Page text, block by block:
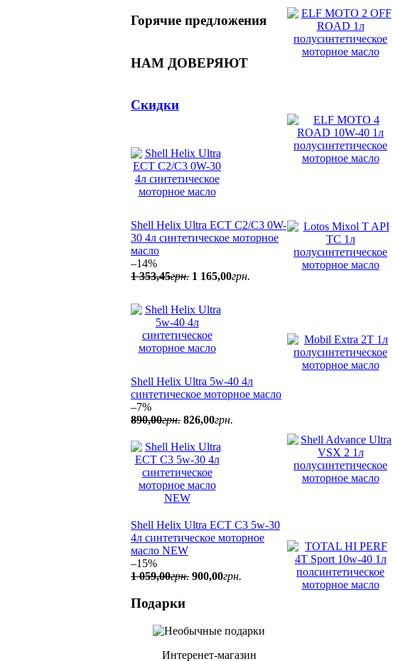
Горячие предложения
НАМ ДОВЕРЯЮТ
Скидки
Shell Helix Ultra ECT C2/C3 0W-
30 4л синтетическое моторное
масло
–14%
1 353,45грн. 1 165,00грн.
Shell Helix Ultra 5w-40 4л
синтетическое моторное масло
–7%
890,00грн. 826,00грн.
Shell Helix Ultra ECT C3 5w-30
4л синтетическое моторное
масло NEW
–15%
1 059,00грн. 900,00грн.
Подарки
Интеренет-магазин